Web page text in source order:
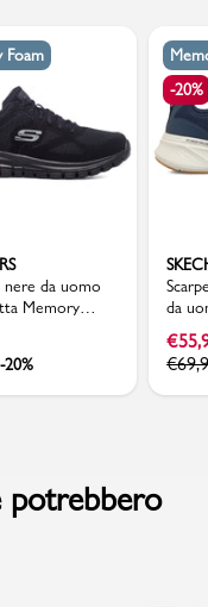
Foam
nere da uomo
Memory
Burns
-20%
-20%
da
€
€
potrebbero